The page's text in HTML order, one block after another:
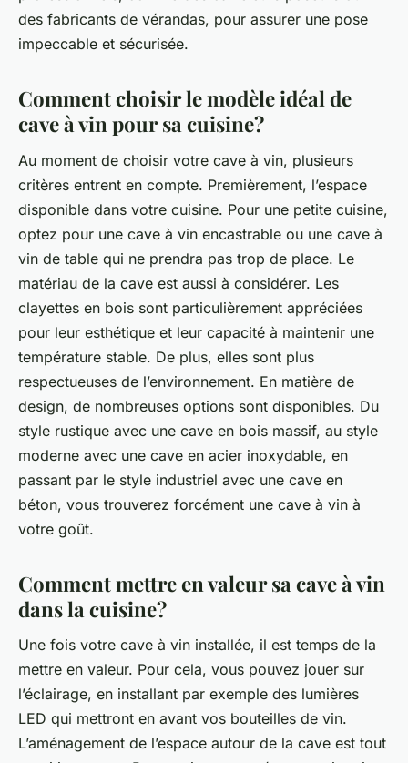
des fabricants de vérandas, pour assurer une pose
impeccable et sécurisée.
Comment choisir le modèle idéal de
cave à vin pour sa cuisine?
Au moment de choisir votre cave à vin, plusieurs
critères entrent en compte. Premièrement, l’espace
disponible dans votre cuisine. Pour une petite cuisine,
optez pour une cave à vin encastrable ou une cave à
vin de table qui ne prendra pas trop de place. Le
matériau de la cave est aussi à considérer. Les
clayettes en bois sont particulièrement appréciées
pour leur esthétique et leur capacité à maintenir une
température stable. De plus, elles sont plus
respectueuses de l’environnement. En matière de
design, de nombreuses options sont disponibles. Du
style rustique avec une cave en bois massif, au style
moderne avec une cave en acier inoxydable, en
passant par le style industriel avec une cave en
béton, vous trouverez forcément une cave à vin à
votre goût.
Comment mettre en valeur sa cave à vin
dans la cuisine?
Une fois votre cave à vin installée, il est temps de la
mettre en valeur. Pour cela, vous pouvez jouer sur
l’éclairage, en installant par exemple des lumières
LED qui mettront en avant vos bouteilles de vin.
L’aménagement de l’espace autour de la cave est tout